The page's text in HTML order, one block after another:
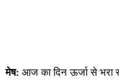
मेष: आज का दिन ऊर्जा से भरा